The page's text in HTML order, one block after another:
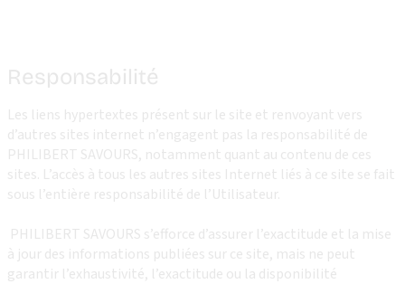
Responsabilité
Les liens hypertextes présent sur le site et renvoyant vers
d’autres sites internet n’engagent pas la responsabilité de
PHILIBERT SAVOURS, notamment quant au contenu de ces
sites. L’accès à tous les autres sites Internet liés à ce site se fait
sous l’entière responsabilité de l’Utilisateur.
PHILIBERT SAVOURS s’efforce d’assurer l’exactitude et la mise
à jour des informations publiées sur ce site, mais ne peut
garantir l’exhaustivité, l’exactitude ou la disponibilité